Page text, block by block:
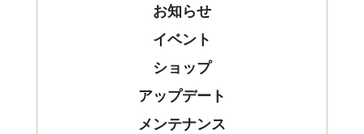
お知らせ
イベント
ショップ
アップデート
メンテナンス